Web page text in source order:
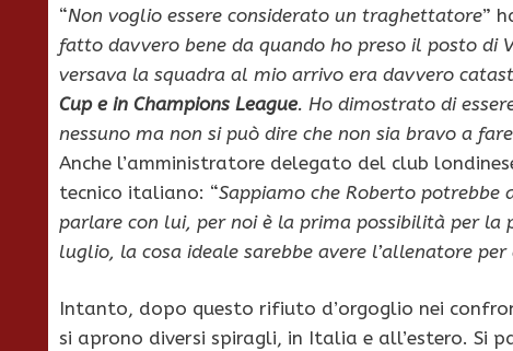
“Non voglio essere considerato un traghettatore”
fatto davvero bene da quando ho preso il posto di
versava la squadra al mio arrivo era davvero
Cup e in Champions League. Ho dimostrato di
nessuno ma non si può dire che non sia bravo a
Anche l’amministratore delegato del club
tecnico italiano: “Sappiamo che Roberto
parlare con lui, per noi è la prima possibilità per
luglio, la cosa ideale sarebbe avere l’allenatore per
Intanto, dopo questo rifiuto d’orgoglio nei
si aprono diversi spiragli, in Italia e all’estero. Si